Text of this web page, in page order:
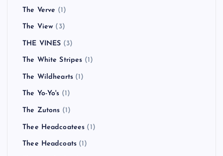
The Verve (1)
The View (3)
THE VINES (3)
The White Stripes (1)
The Wildhearts (1)
The Yo-Yo's (1)
The Zutons (1)
Thee Headcoatees (1)
Thee Headcoats (1)